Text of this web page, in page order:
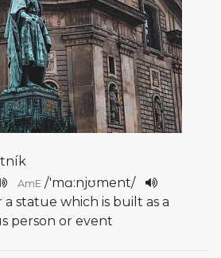
AmE /'mɑ:njʊment/
statue which is built as a
person or event